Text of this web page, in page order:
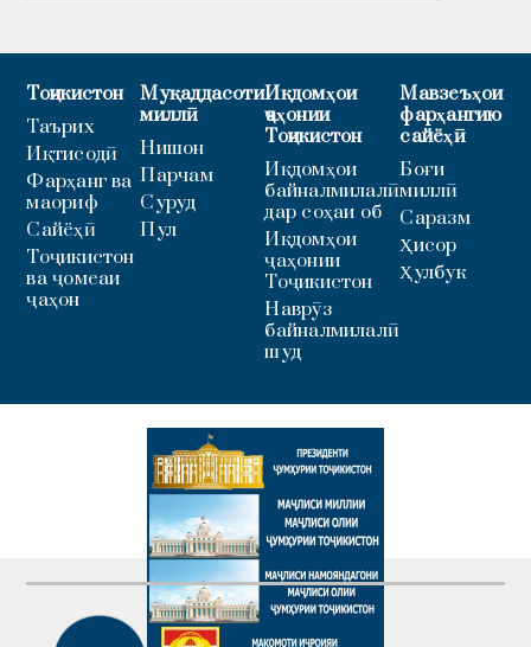
Тоҷикистон
Таърих
Иқтисодӣ
Фарҳанг ва
маориф
Сайёҳӣ
Тоҷикистон
ва ҷомеаи
ҷаҳон
Муқаддасоти
миллӣ
Нишон
Парчам
Суруд
Пул
Иқдомҳои
ҷаҳонии
Тоҷикистон
Иқдомҳои
байналмилалӣ
дар соҳаи об
Иқдомҳои
ҷаҳонии
Тоҷикистон
Наврӯз
байналмилалӣ
шуд
Мавзеъҳои
фарҳангию
сайёҳӣ
Боғи
миллӣ
Саразм
Ҳисор
Ҳулбук